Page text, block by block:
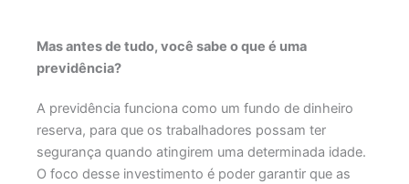
Mas antes de tudo, você sabe o que é uma
previdência?
A previdência funciona como um fundo de dinheiro
reserva, para que os trabalhadores possam ter
segurança quando atingirem uma determinada idade.
O foco desse investimento é poder garantir que as